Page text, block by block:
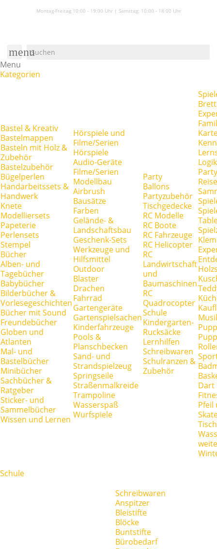
Montag-Freitag 10:00 - 19:00 Uhr | Samstag: 10:00 - 18:00 Uhr
menu
Menu
Kategorien
Bastel & Kreativ
Bastelmappen
Basteln mit Holz &
Zubehör
Bastelzubehör
Bügelperlen
Handarbeitssets &
Handwerk
Knete
Modelliersets
Papeterie
Perlensets
Stempel
Bücher
Alben- und
Tagebücher
Babybücher
Bilderbücher &
Vorlesegeschichten
Bücher mit Sound
Freundebücher
Globen und
Atlanten
Mal- und
Bastelbücher
Minibücher
Sachbücher &
Ratgeber
Sticker- und
Sammelbücher
Wissen und Lernen
Hörspiele und
Filme/Serien
Hörspiele
Audio-Geräte
Filme/Serien
Modellbau
Airbrush
Bausätze
Farben
Gelände- &
Landschaftsbau
Geschenk-Sets
Werkzeuge und
Hilfsmittel
Outdoor
Blaster
Drachen
Fahrrad
Gartengeräte
Gartenspielsachen
Kinderfahrzeuge
Pools &
Planschbecken
Sand- und
Strandspielzeug
Springseile
Straßenmalkreide
Trampoline
Wasserspaß
Wurfspiele
Party
Ballons
Partyzubehör
Tischgedecke
RC Modelle
RC Boote
RC Fahrzeuge
RC Helicopter
RC
Landwirtschaft
und
Baumaschinen
RC
Quadrocopter
Schule
Kindergarten-
Rucksäcke
Lernhilfen
Schreibwaren
Schulranzen &
Zubehör
Dart
Pfeil
Schule
Schreibwaren
Anspitzer
Bleistifte
Blöcke
Buntstifte
Bürobedarf